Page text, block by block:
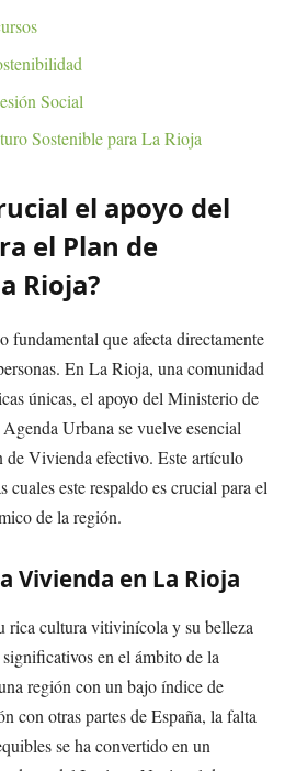
Social
Sostenible para La Rioja
el apoyo del
el Plan de
Rioja?
fundamental que afecta directamente
En La Rioja, una comunidad
únicas, el apoyo del Ministerio de
Urbana se vuelve esencial
de Vivienda efectivo. Este artículo
cuales este respaldo es crucial para el
de la región.
Vivienda en La Rioja
rica cultura vitivinícola y su belleza
en el ámbito de la
región con un bajo índice de
con otras partes de España, la falta
se ha convertido en un